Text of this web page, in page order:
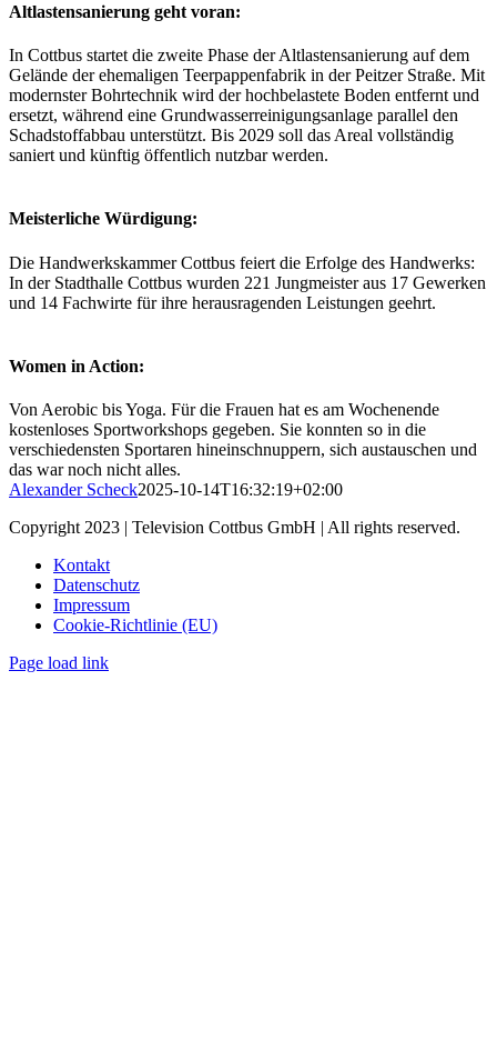
Altlastensanierung geht voran:
In Cottbus startet die zweite Phase der Altlastensanierung auf dem
Gelände der ehemaligen Teerpappenfabrik in der Peitzer Straße. Mit
modernster Bohrtechnik wird der hochbelastete Boden entfernt und
ersetzt, während eine Grundwasserreinigungsanlage parallel den
Schadstoffabbau unterstützt. Bis 2029 soll das Areal vollständig
saniert und künftig öffentlich nutzbar werden.
Meisterliche Würdigung:
Die Handwerkskammer Cottbus feiert die Erfolge des Handwerks:
In der Stadthalle Cottbus wurden 221 Jungmeister aus 17 Gewerken
und 14 Fachwirte für ihre herausragenden Leistungen geehrt.
Women in Action:
Von Aerobic bis Yoga. Für die Frauen hat es am Wochenende
kostenloses Sportworkshops gegeben. Sie konnten so in die
verschiedensten Sportaren hineinschnuppern, sich austauschen und
das war noch nicht alles.
Alexander Scheck2025-10-14T16:32:19+02:00
Copyright 2023 | Television Cottbus GmbH | All rights reserved.
Kontakt
Datenschutz
Impressum
Cookie-Richtlinie (EU)
Page load link